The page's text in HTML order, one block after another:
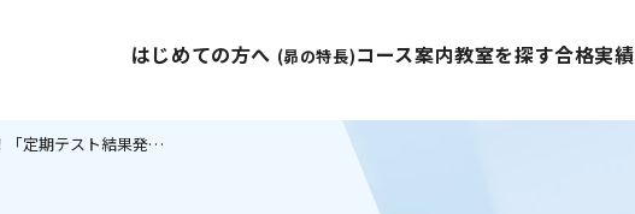
はじめての方へ (昴の特長)コース案内教室を探す合格実績
昴 大淀校生 大躍進！「定期テスト結果発表」